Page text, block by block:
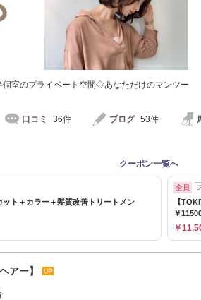
個室のプライベート空間◇あなただけのマンツー
口コミ 36件 ブログ 53件
クーポン一覧へ
ット＋カラー＋髪質改善トリートメン
全員
【
￥
￥
アー】